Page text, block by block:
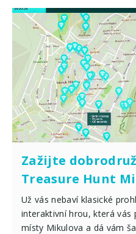
Zažijte
Treasure Hunt
Už vás nebaví klasické
interaktivní hrou, která vás
místy Mikulova a dá vám